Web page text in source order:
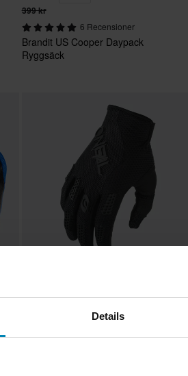
Details
399 kr
6 Recensioner
Brandit US Cooper Daypack
Ryggsäck
279 kr
25 Recensioner